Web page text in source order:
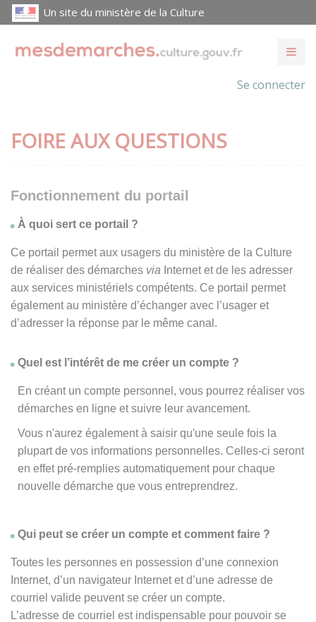
Un site du ministère de la Culture
Se connecter
FOIRE AUX QUESTIONS
Fonctionnement du portail
À quoi sert ce portail ?
Ce portail permet aux usagers du ministère de la Culture
de réaliser des démarches via Internet et de les adresser
aux services ministériels compétents. Ce portail permet
également au ministère d’échanger avec l’usager et
d’adresser la réponse par le même canal.
Quel est l’intérêt de me créer un compte ?
En créant un compte personnel, vous pourrez réaliser vos
démarches en ligne et suivre leur avancement.
Vous n'aurez également à saisir qu'une seule fois la
plupart de vos informations personnelles. Celles-ci seront
en effet pré-remplies automatiquement pour chaque
nouvelle démarche que vous entreprendrez.
Qui peut se créer un compte et comment faire ?
Toutes les personnes en possession d’une connexion
Internet, d’un navigateur Internet et d’une adresse de
courriel valide peuvent se créer un compte.
L’adresse de courriel est indispensable pour pouvoir se